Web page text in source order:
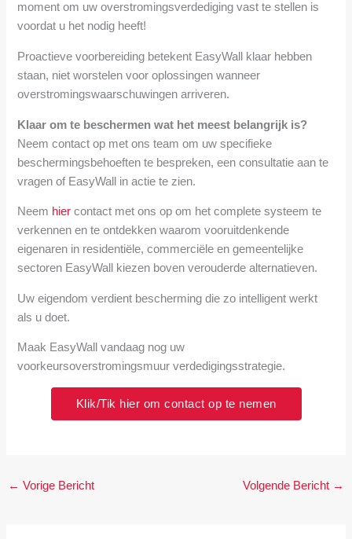
moment om uw overstromingsverdediging vast te stellen is
voordat u het nodig heeft!
Proactieve voorbereiding betekent EasyWall klaar hebben
staan, niet worstelen voor oplossingen wanneer
overstromingswaarschuwingen arriveren.
Klaar om te beschermen wat het meest belangrijk is?
Neem contact op met ons team om uw specifieke
beschermingsbehoeften te bespreken, een consultatie aan te
vragen of EasyWall in actie te zien.
Neem hier contact met ons op om het complete systeem te
verkennen en te ontdekken waarom vooruitdenkende
eigenaren in residentiële, commerciële en gemeentelijke
sectoren EasyWall kiezen boven verouderde alternatieven.
Uw eigendom verdient bescherming die zo intelligent werkt
als u doet.
Maak EasyWall vandaag nog uw
voorkeursoverstromingsmuur verdedigingsstrategie.
Klik/Tik hier om contact op te nemen
← Vorige Bericht Volgende Bericht →